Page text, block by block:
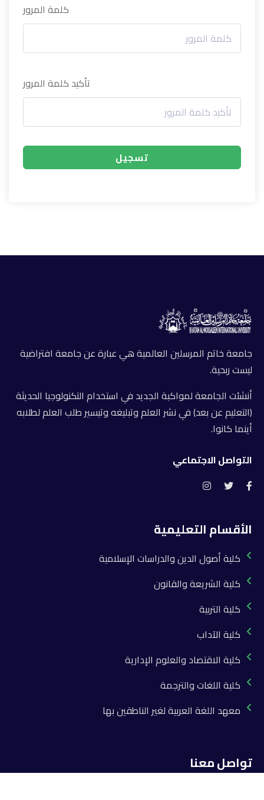
كلمة المرور
تأكيد كلمة المرور
تسجيل
جامعة خاتم المرسلين العالمية هي عبارة عن جامعة افتراضية
ليست ربحية.
أنشئت الجامعة لمواكبة الجديد في استخدام التكنولوجيا الحديثة
(التعليم عن بعد) في نشر العلم وتبليغه وتيسير طلب العلم لطلابه
أينما كانوا.
التواصل الاجتماعي
الأقسام التعليمية
كلية أصول الدين والدراسات الإسلامية
كلية الشريعة والقانون
كلية التربية
كلية الآداب
كلية الاقتصاد والعلوم الإدارية
كلية اللغات والترجمة
معهد اللغة العربية لغير الناطقين بها
تواصل معنا